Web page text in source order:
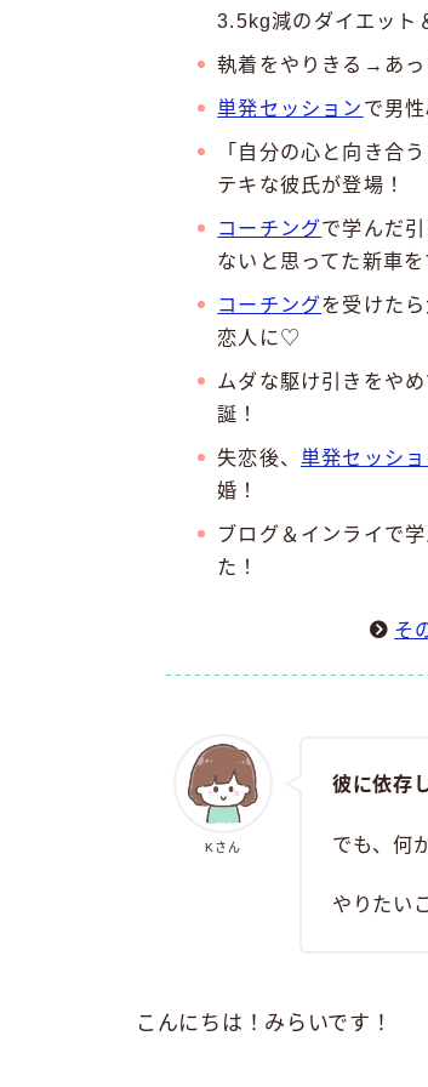
3.5kg減のダイエット
執着をやりきる→あっ
単発セッション で男
「自分の心と向き合
テキな彼氏が登場！
コーチングで学んだ
ないと思ってた新車を
コーチングを受けた
恋人に♡
ムダな駆け引きをや
誕！
失恋後、単発セッショ
婚！
ブログ＆インライで
た！
そ
Kさん
彼に依存
でも、何
やりたい
こんにちは！みらいです！